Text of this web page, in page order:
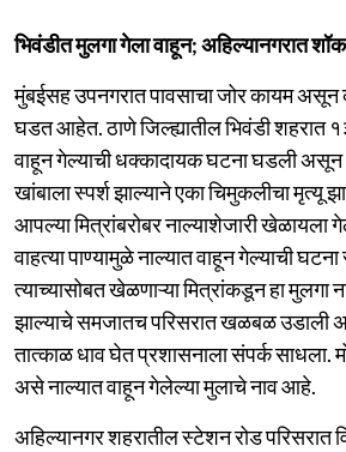
भिवंडीत मुलगा गेला वाहून; अहिल्यानगरात
मुंबईसह उपनगरात पावसाचा जोर कायम असून
घडत आहेत. ठाणे जिल्ह्यातील भिवंडी शहरात
वाहून गेल्याची धक्कादायक घटना घडली असून
खांबाला स्पर्श झाल्याने एका चिमुकलीचा मृत्यू
आपल्या मित्रांबरोबर नाल्याशेजारी खेळायला
वाहत्या पाण्यामुळे नाल्यात वाहून गेल्याची
त्याच्यासोबत खेळणाऱ्या मित्रांकडून हा मुलगा
झाल्याचे समजातच परिसरात खळबळ उडाली
तात्काळ धाव घेत प्रशासनाला संपर्क साधला.
असे नाल्यात वाहून गेलेल्या मुलाचे नाव आहे.
अहिल्यानगर शहरातील स्टेशन रोड परिसरात